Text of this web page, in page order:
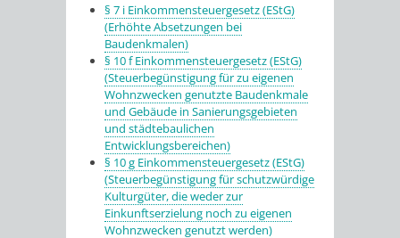
§ 7 i Einkommensteuergesetz (EStG)
(Erhöhte Absetzungen bei
Baudenkmalen)
§ 10 f Einkommensteuergesetz (EStG)
(Steuerbegünstigung für zu eigenen
Wohnzwecken genutzte Baudenkmale
und Gebäude in Sanierungsgebieten
und städtebaulichen
Entwicklungsbereichen)
§ 10 g Einkommensteuergesetz (EStG)
(Steuerbegünstigung für schutzwürdige
Kulturgüter, die weder zur
Einkunftserzielung noch zu eigenen
Wohnzwecken genutzt werden)